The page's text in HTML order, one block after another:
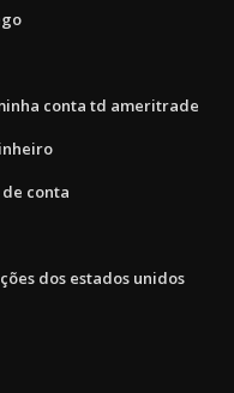
conta td ameritrade
conta
dos estados unidos